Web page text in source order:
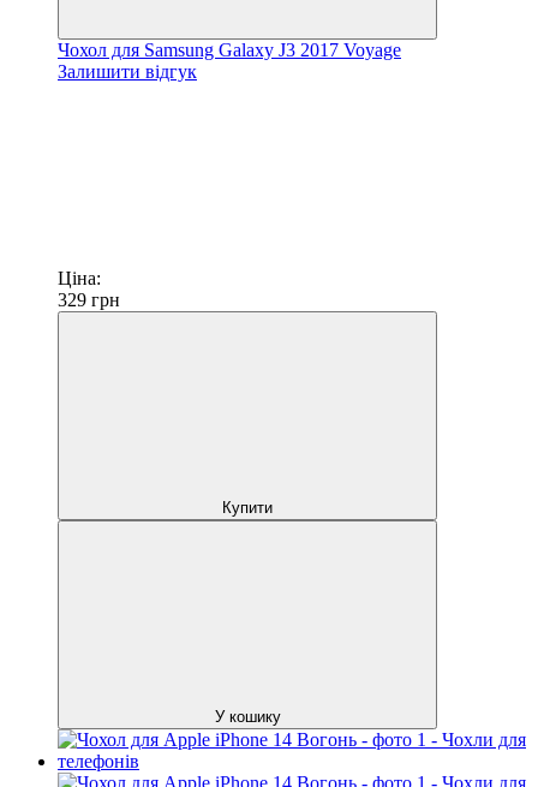
Чохол для Samsung Galaxy J3 2017 Voyage
Залишити відгук
Ціна:
329 грн
Купити
У кошику